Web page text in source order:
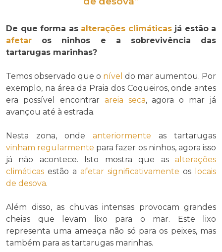
De que forma as alterações climáticasjá estão a
afetar os ninhos e a sobrevivência das
tartarugas marinhas?
Temos observado que o nível do mar aumentou. Por
exemplo, na área da Praia dos Coqueiros, onde antes
era possível encontrar areia seca, agora o mar já
avançou até à estrada.
Nesta zona, onde anteriormente as tartarugas
vinham regularmente para fazer os ninhos, agora isso
já não acontece. Isto mostra que as alterações
climáticas estão a afetar significativamente os
locais
de desova.
Além disso, as chuvas intensas provocam grandes
cheias que levam lixo para o mar. Este lixo
representa uma ameaça não só para os peixes, mas
também para as tartarugas marinhas.